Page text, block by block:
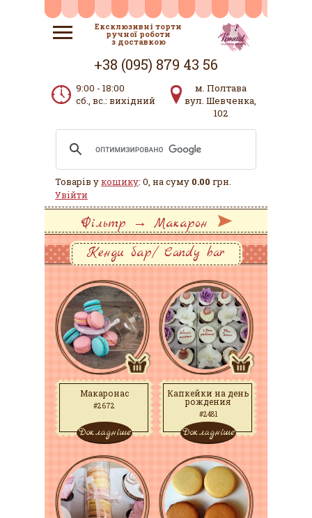
Ексклюзивні торти
ручної роботи
з доставкою
+38 (095) 879 43 56
9:00 - 18:00
сб., вс.: вихідний
м. Полтава
вул. Шевченка,
102
Товарів укошику: 0, на суму 0.00 грн.
Увійти
Фільтр → Макарон
Кенди бар/ Candy bar
Макаронас
#2672
Докладніше
Капкейки на день
рождения
#2481
Докладніше